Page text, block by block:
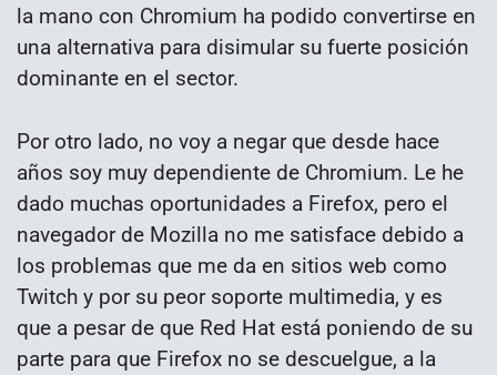
la mano con Chromium ha podido convertirse en
una alternativa para disimular su fuerte posición
dominante en el sector.
Por otro lado, no voy a negar que desde hace
años soy muy dependiente de Chromium. Le he
dado muchas oportunidades a Firefox, pero el
navegador de Mozilla no me satisface debido a
los problemas que me da en sitios web como
Twitch y por su peor soporte multimedia, y es
que a pesar de que Red Hat está poniendo de su
parte para que Firefox no se descuelgue, a la